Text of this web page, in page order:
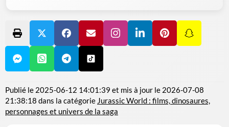
Publié le 2025-06-12 14:01:39 et mis à jour le 2026-07-08
21:38:18 dans la catégorie Jurassic World : films, dinosaures,
personnages et univers de la saga